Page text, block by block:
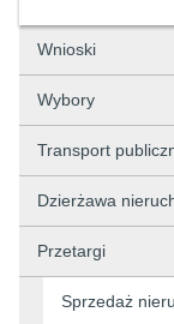
Wnioski
Wybory
Transport
Dzierżawa
Przetargi
Sprzedaż